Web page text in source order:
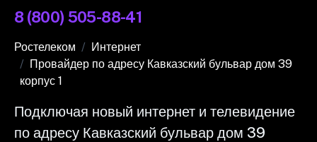
8 (800) 505-88-41
Ростелеком
Интернет
Провайдер по адресу Кавказский бульвар дом 39
корпус 1
Подключая новый интернет и телевидение
по адресу Кавказский бульвар дом 39